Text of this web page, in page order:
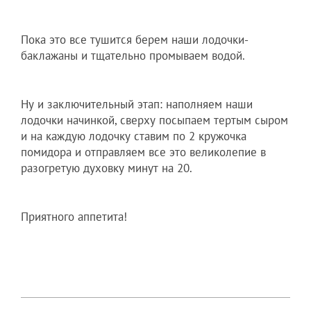
Пока это все тушится берем наши лодочки-
баклажаны и тщательно промываем водой.
Ну и заключительный этап: наполняем наши
лодочки начинкой, сверху посыпаем тертым сыром
и на каждую лодочку ставим по 2 кружочка
помидора и отправляем все это великолепие в
разогретую духовку минут на 20.
Приятного аппетита!